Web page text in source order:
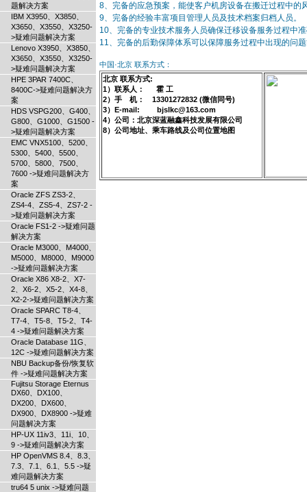
题解决方案
IBM X3950、X3850、
X3650、X3550、X3250-
>疑难问题解决方案
Lenovo X3950、X3850、
X3650、X3550、X3250-
>疑难问题解决方案
HPE 3PAR 7400C、
8400C->疑难问题解决方
案
HDS VSPG200、G400、
G800、G1000、G1500 -
>疑难问题解决方案
EMC VNX5100、5200、
5300、5400、5500、
5700、5800、7500、
7600 ->疑难问题解决方
案
Oracle ZFS ZS3-2、
ZS4-4、ZS5-4、ZS7-2 -
>疑难问题解决方案
Oracle FS1-2 ->疑难问题
解决方案
Oracle M3000、M4000、
M5000、M8000、M9000
->疑难问题解决方案
Oracle X86 X8-2、X7-
2、X6-2、X5-2、X4-8、
X2-2->疑难问题解决方案
Oracle SPARC T8-4、
T7-4、T5-8、T5-2、T4-
4 ->疑难问题解决方案
Oracle Database 11G、
12C ->疑难问题解决方案
NBU Backup备份/恢复软
件 ->疑难问题解决方案
Fujitsu Storage Eternus
DX60、DX100、
DX200、DX600、
DX900、DX8900 ->疑难
问题解决方案
HP-UX 11iv3、11i、10、
9 ->疑难问题解决方案
HP OpenVMS 8.4、8.3、
7.3、7.1、6.1、5.5 ->疑
难问题解决方案
tru64 5 unix ->疑难问题
8、完备的应急预案，能使客户机房设备在搬迁过程中的
9、完备的经验丰富项目管理人员及技术档案归档人员。
10、完备的专业技术服务人员确保迁移设备服务过程中
11、完备的后勤保障体系可以保障服务过程中出现的问
中国·北京 联系方式：
北京 联系方式:
1）联系人： 霍 工
2）手 机： 13301272832 (微信同号)
3）E-mail: bjslkc@163.com
4）公司：北京深蓝融鑫科技发展有限公司
8）公司地址、乘车路线及公司位置地图